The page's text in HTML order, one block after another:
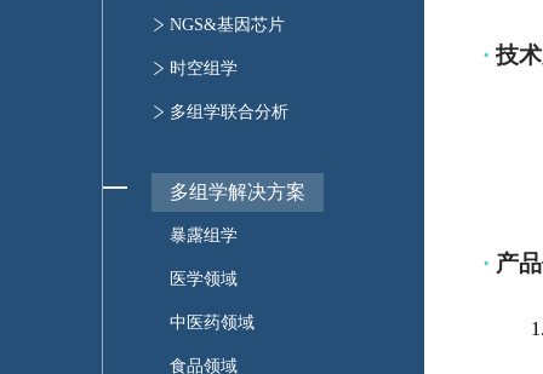
NGS&基因芯片
转录组测序
微生物组测序
基因芯片
时空组学
单细胞测序
空间转录组
深度空间代谢组
空间蛋白质组
空间原位技术
多组学联合分析
多组学解决方案
暴露组学
医学领域
中医药领域
食品领域
·技
· 产